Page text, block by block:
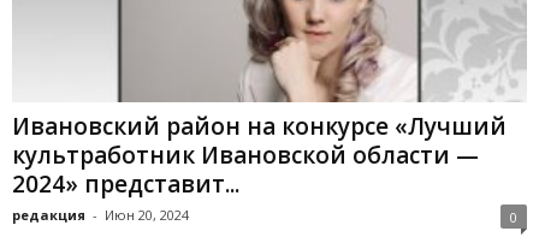
Ивановский район на конкурсе «Лучший
культработник Ивановской области —
2024» представит...
редакция - Июн 20, 2024 0